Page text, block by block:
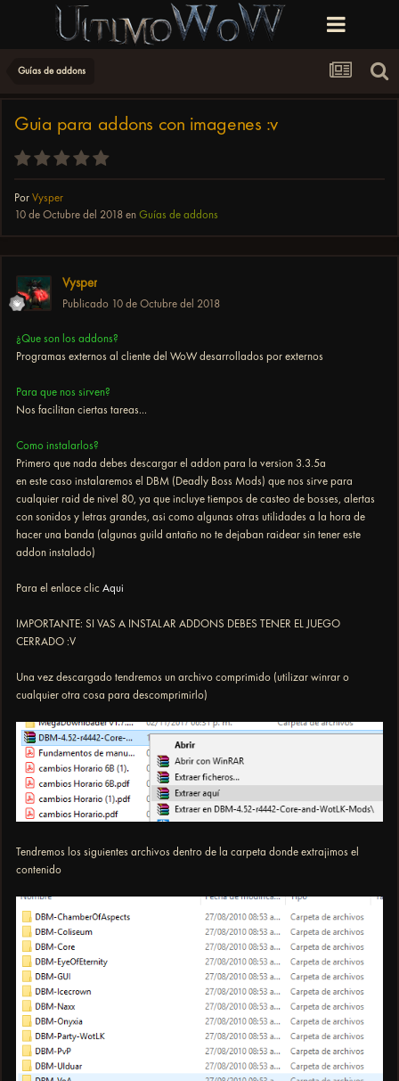
Guías de addons
Guia para addons con imagenes :v
Por Vysper
10 de Octubre del 2018 en Guías de addons
Vysper
Publicado 10 de Octubre del 2018
¿Que son los addons?
Programas externos al cliente del WoW desarrollados por externos
Para que nos sirven?
Nos facilitan ciertas tareas...
Como instalarlos?
Primero que nada debes descargar el addon para la version 3.3.5a
en este caso instalaremos el DBM (Deadly Boss Mods) que nos sirve para
cualquier raid de nivel 80, ya que incluye tiempos de casteo de bosses, alertas
con sonidos y letras grandes, asi como algunas otras utilidades a la hora de
hacer una banda (algunas guild antaño no te dejaban raidear sin tener este
addon instalado)
Para el enlace clic Aqui
IMPORTANTE: SI VAS A INSTALAR ADDONS DEBES TENER EL JUEGO
CERRADO :V
Una vez descargado tendremos un archivo comprimido (utilizar winrar o
cualquier otra cosa para descomprimirlo)
Tendremos los siguientes archivos dentro de la carpeta donde extrajimos el
contenido